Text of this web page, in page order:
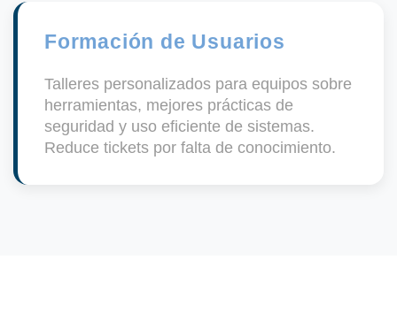
Formación de Usuarios
Talleres personalizados para equipos sobre
herramientas, mejores prácticas de
seguridad y uso eficiente de sistemas.
Reduce tickets por falta de conocimiento.